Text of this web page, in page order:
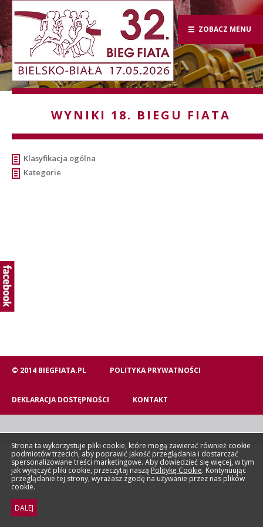
ZOBACZ MENU
WYNIKI 18. BIEGU FIATA
Klasyfikacja ogólna
Kategorie
© 2014 BIEGFIATA.PL POLITYKA PRYWATNOŚCI
DEKLARACJA DOSTĘPNOŚCI KONTAKT
Strona ta wykorzystuje pliki cookie, które mogą zawierać również cookie
podmiotów trzecich, aby poprawić jakość przeglądania i dostarczać
spersonalizowane treści marketingowe. Aby dowiedzieć się więcej, w tym
jak wyłączyć pliki cookie, przeczytaj naszą Politykę Cookie. Kontynuując
przeglądanie tej strony, wyrażasz zgodę na używanie przez nas plików
cookie.
DALEJ